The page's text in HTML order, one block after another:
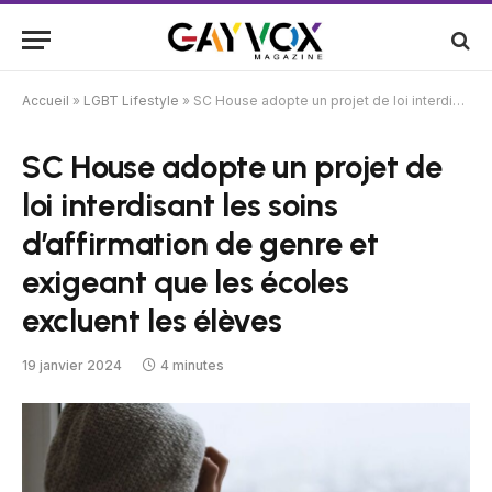
Accueil » LGBT Lifestyle » SC House adopte un projet de loi interdisant les soins d’affirmation de genre et exigeant que les écoles excluent les élèves
SC House adopte un projet de
loi interdisant les soins
d’affirmation de genre et
exigeant que les écoles
excluent les élèves
19 janvier 2024 4 minutes